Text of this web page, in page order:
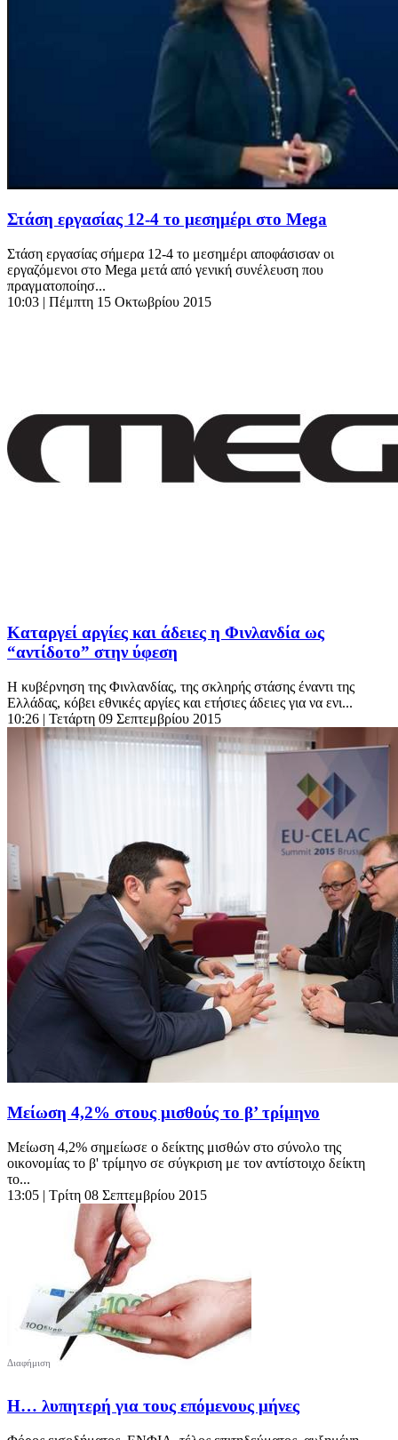
Στάση εργασίας 12-4 το μεσημέρι στο Mega
Στάση εργασίας σήμερα 12-4 το μεσημέρι αποφάσισαν οι
εργαζόμενοι στο Mega μετά από γενική συνέλευση που
πραγματοποίησ...
10:03 | Πέμπτη 15 Οκτωβρίου 2015
Καταργεί αργίες και άδειες η Φινλανδία ως
“αντίδοτο” στην ύφεση
Η κυβέρνηση της Φινλανδίας, της σκληρής στάσης έναντι της
Ελλάδας, κόβει εθνικές αργίες και ετήσιες άδειες για να ενι...
10:26 | Τετάρτη 09 Σεπτεμβρίου 2015
Μείωση 4,2% στους μισθούς το β’ τρίμηνο
Μείωση 4,2% σημείωσε ο δείκτης μισθών στο σύνολο της
οικονομίας το β' τρίμηνο σε σύγκριση με τον αντίστοιχο δείκτη
το...
13:05 | Τρίτη 08 Σεπτεμβρίου 2015
Η… λυπητερή για τους επόμενους μήνες